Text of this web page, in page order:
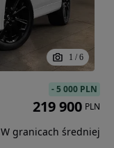
1 / 6
-5 000 PLN
219 900 PLN
W granicach średniej